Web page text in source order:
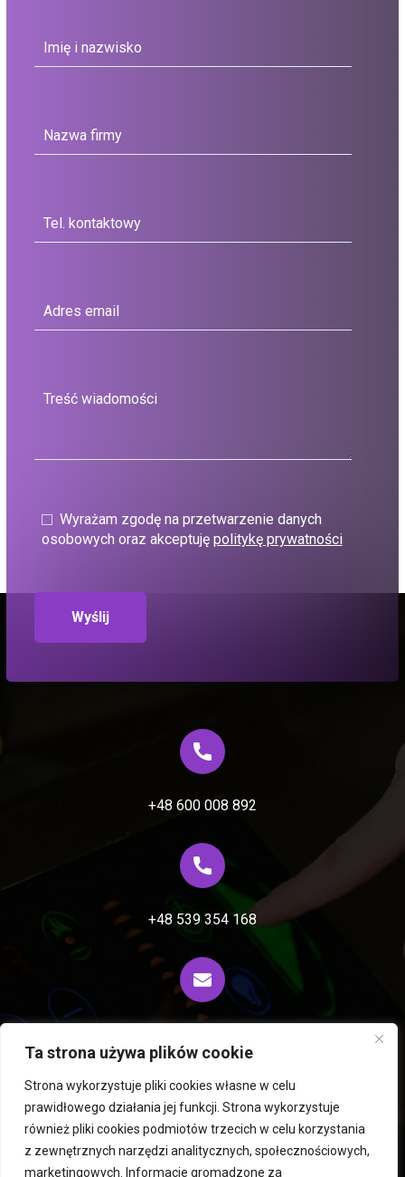
Ta strona używa plików cookie
Strona wykorzystuje pliki cookies własne w celu
prawidłowego działania jej funkcji. Strona wykorzystuje
również pliki cookies podmiotów trzecich w celu korzystania
z zewnętrznych narzędzi analitycznych, społecznościowych,
marketingowych. Informacje gromadzone za
Wyrażam zgodę na przetwarzenie danych
osobowych oraz akceptuję politykę prywatności
+48 600 008 892
+48 539 354 168
Wirówki i ekstraktory Rousselet Robatel
Mieszalniki PERMIX
Liofilizatory i suszarnie Hegatec